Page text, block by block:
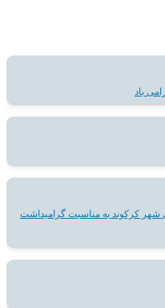
کرکوند به مناسبت گرامیداشت